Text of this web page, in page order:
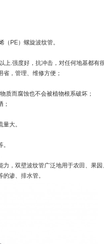
PE）螺旋波纹管。
.强度好，抗冲击，对任何地基都有
，管理、维修方便；
质而腐蚀也不会被植物根系破坏；
；
大。
，双壁波纹管广泛地用于农田、果
渗、排水管。